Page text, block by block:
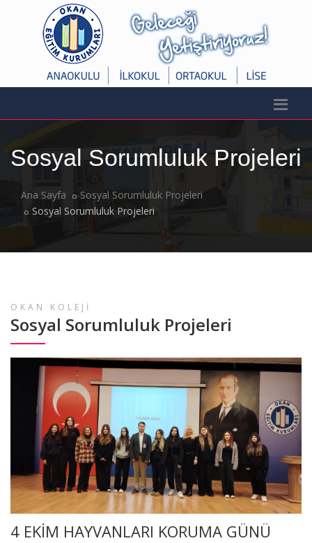
Sosyal Sorumluluk Projeleri
Ana Sayfa
Sosyal Sorumluluk Projeleri
Sosyal Sorumluluk Projeleri
OKAN KOLEJİ
Sosyal Sorumluluk Projeleri
4 EKİM HAYVANLARI KORUMA GÜNÜ